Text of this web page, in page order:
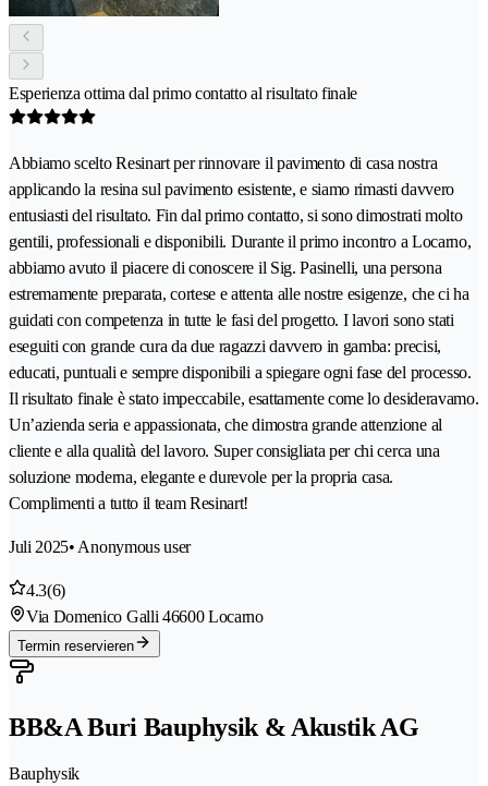
Esperienza ottima dal primo contatto al risultato finale
Abbiamo scelto Resinart per rinnovare il pavimento di casa nostra
applicando la resina sul pavimento esistente, e siamo rimasti davvero
entusiasti del risultato. Fin dal primo contatto, si sono dimostrati molto
gentili, professionali e disponibili. Durante il primo incontro a Locarno,
abbiamo avuto il piacere di conoscere il Sig. Pasinelli, una persona
estremamente preparata, cortese e attenta alle nostre esigenze, che ci ha
guidati con competenza in tutte le fasi del progetto. I lavori sono stati
eseguiti con grande cura da due ragazzi davvero in gamba: precisi,
educati, puntuali e sempre disponibili a spiegare ogni fase del processo.
Il risultato finale è stato impeccabile, esattamente come lo desideravamo.
Un’azienda seria e appassionata, che dimostra grande attenzione al
cliente e alla qualità del lavoro. Super consigliata per chi cerca una
soluzione moderna, elegante e durevole per la propria casa.
Complimenti a tutto il team Resinart!
Juli 2025• Anonymous user
4.3(6)
Via Domenico Galli 46600 Locarno
Termin reservieren
BB&A Buri Bauphysik & Akustik AG
Bauphysik